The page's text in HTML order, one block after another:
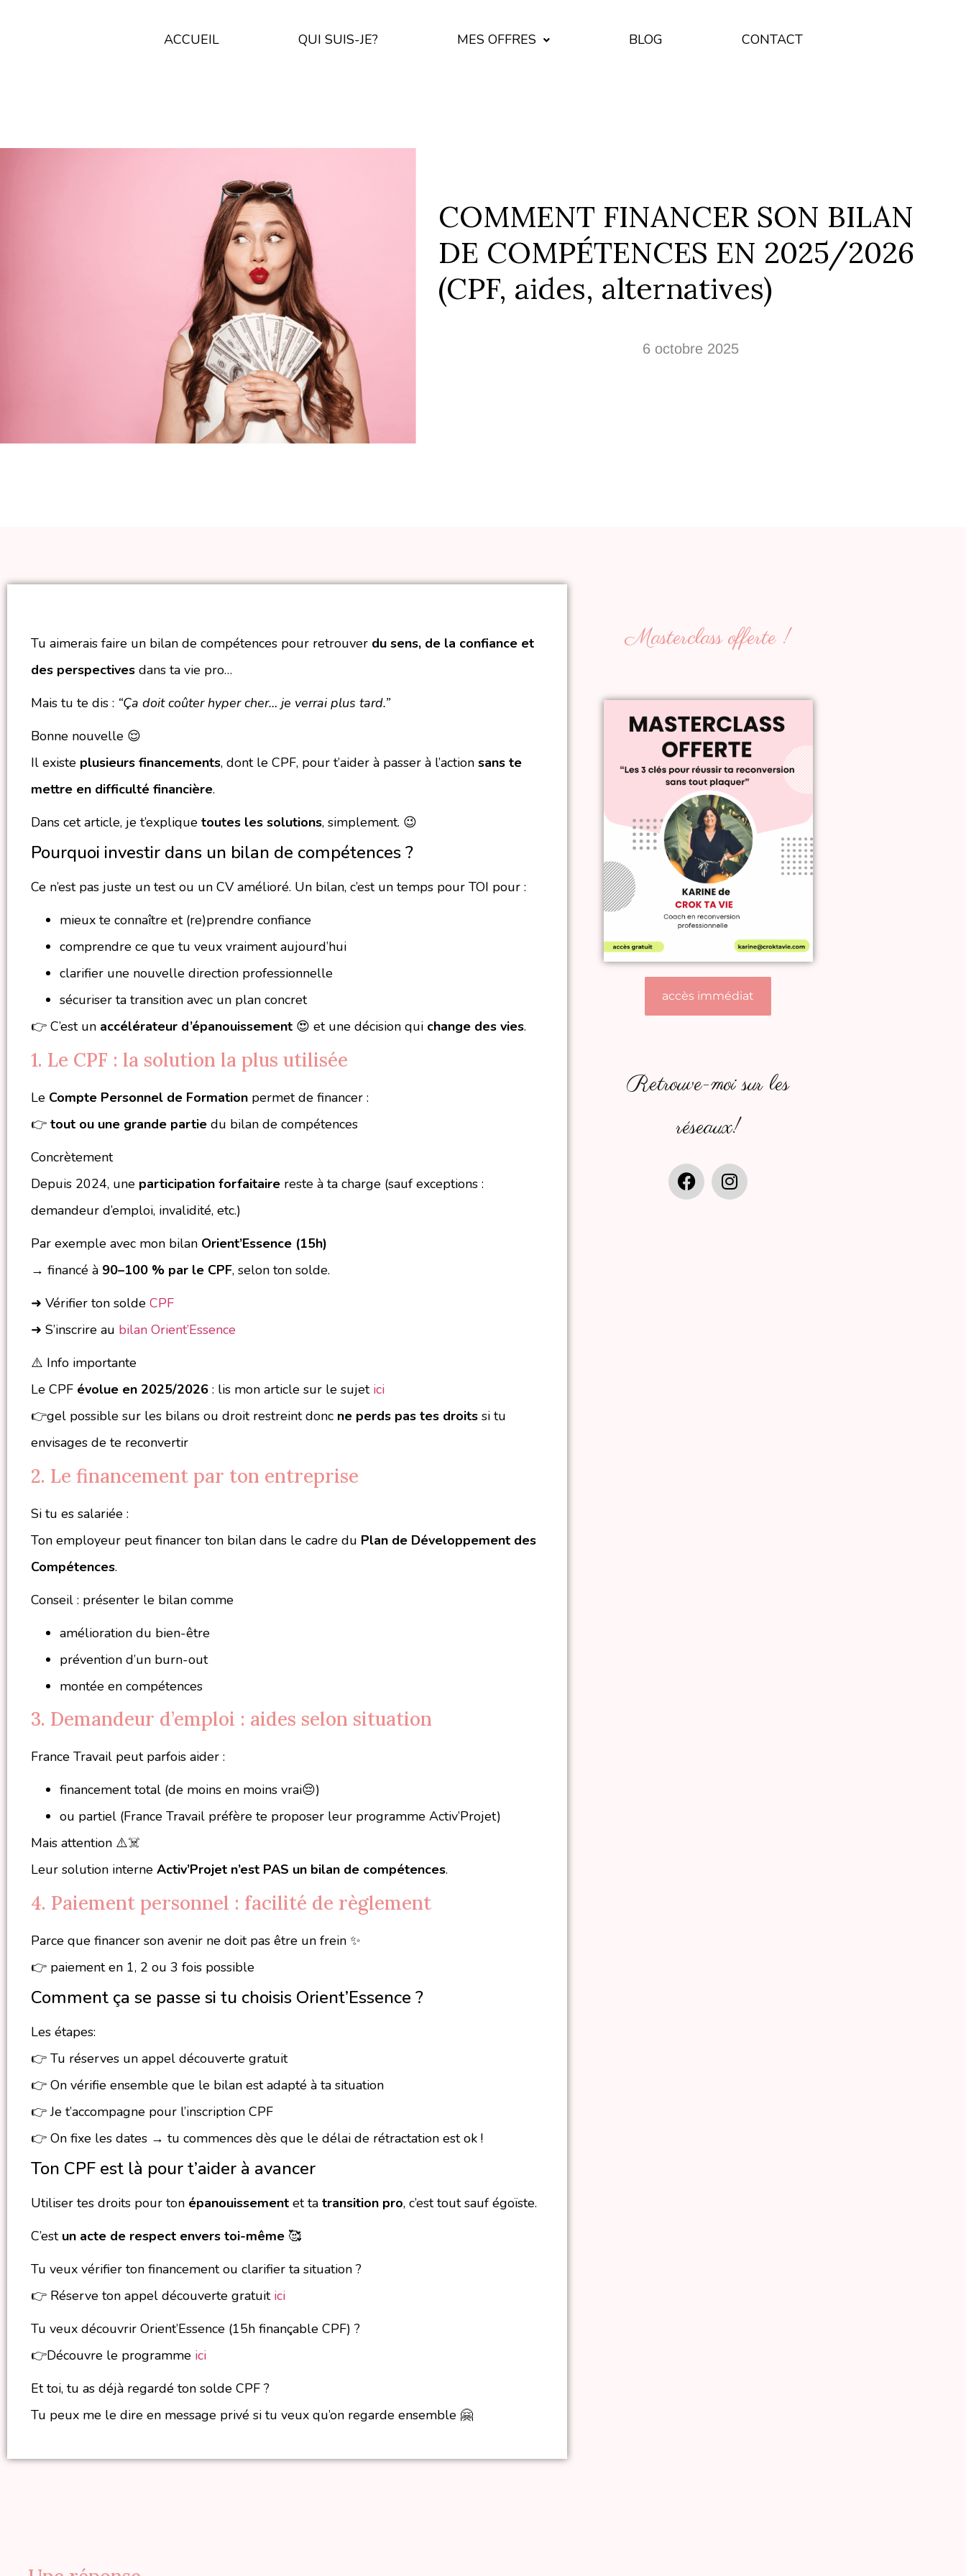
ACCUEIL QUI SUIS-JE? MES OFFRES BLOG CONTACT
COMMENT FINANCER SON BILAN
DE COMPÉTENCES EN 2025/2026
(CPF, aides, alternatives)
6 octobre 2025
Tu aimerais faire un bilan de compétences pour retrouver du sens, de la confiance et
des perspectives dans ta vie pro…
Mais tu te dis : “Ça doit coûter hyper cher… je verrai plus tard.”
Bonne nouvelle 😌
Il existe plusieurs financements, dont le CPF, pour t’aider à passer à l’action sans te
mettre en difficulté financière.
Dans cet article, je t’explique toutes les solutions, simplement. 😉
Pourquoi investir dans un bilan de compétences ?
Ce n’est pas juste un test ou un CV amélioré. Un bilan, c’est un temps pour TOI pour :
mieux te connaître et (re)prendre confiance
comprendre ce que tu veux vraiment aujourd’hui
clarifier une nouvelle direction professionnelle
sécuriser ta transition avec un plan concret
👉 C’est un accélérateur d’épanouissement 😍 et une décision qui change des vies.
1. Le CPF : la solution la plus utilisée
Le Compte Personnel de Formation permet de financer :
👉 tout ou une grande partie du bilan de compétences
Concrètement
Depuis 2024, une participation forfaitaire reste à ta charge (sauf exceptions :
demandeur d’emploi, invalidité, etc.)
Par exemple avec mon bilan Orient’Essence (15h)
→ financé à 90–100 % par le CPF, selon ton solde.
➜ Vérifier ton solde CPF
➜ S’inscrire au bilan Orient’Essence
⚠️ Info importante
Le CPF évolue en 2025/2026 : lis mon article sur le sujet ici
👉gel possible sur les bilans ou droit restreint donc ne perds pas tes droits si tu
envisages de te reconvertir
2. Le financement par ton entreprise
Si tu es salariée :
Ton employeur peut financer ton bilan dans le cadre du Plan de Développement des
Compétences.
Conseil : présenter le bilan comme
amélioration du bien-être
prévention d’un burn-out
montée en compétences
3. Demandeur d’emploi : aides selon situation
France Travail peut parfois aider :
financement total (de moins en moins vrai😔)
ou partiel (France Travail préfère te proposer leur programme Activ’Projet)
Mais attention ⚠️☠️
Leur solution interne Activ’Projet n’est PAS un bilan de compétences.
4. Paiement personnel : facilité de règlement
Parce que financer son avenir ne doit pas être un frein ✨
👉 paiement en 1, 2 ou 3 fois possible
Comment ça se passe si tu choisis Orient’Essence ?
Les étapes:
👉 Tu réserves un appel découverte gratuit
👉 On vérifie ensemble que le bilan est adapté à ta situation
👉 Je t’accompagne pour l’inscription CPF
👉 On fixe les dates → tu commences dès que le délai de rétractation est ok !
Ton CPF est là pour t’aider à avancer
Utiliser tes droits pour ton épanouissement et ta transition pro, c’est tout sauf égoïste.
C’est un acte de respect envers toi-même 🥰
Tu veux vérifier ton financement ou clarifier ta situation ?
👉 Réserve ton appel découverte gratuit ici
Tu veux découvrir Orient’Essence (15h finançable CPF) ?
👉Découvre le programme ici
Et toi, tu as déjà regardé ton solde CPF ?
Tu peux me le dire en message privé si tu veux qu’on regarde ensemble 🤗
Masterclass offerte !
accès immédiat
Retrouve-moi sur les
réseaux!